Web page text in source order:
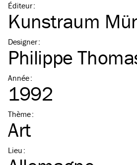
Éditeur:
Kunstraum
Designer:
Philippe
Année:
1992
Thème:
Art
Lieu :